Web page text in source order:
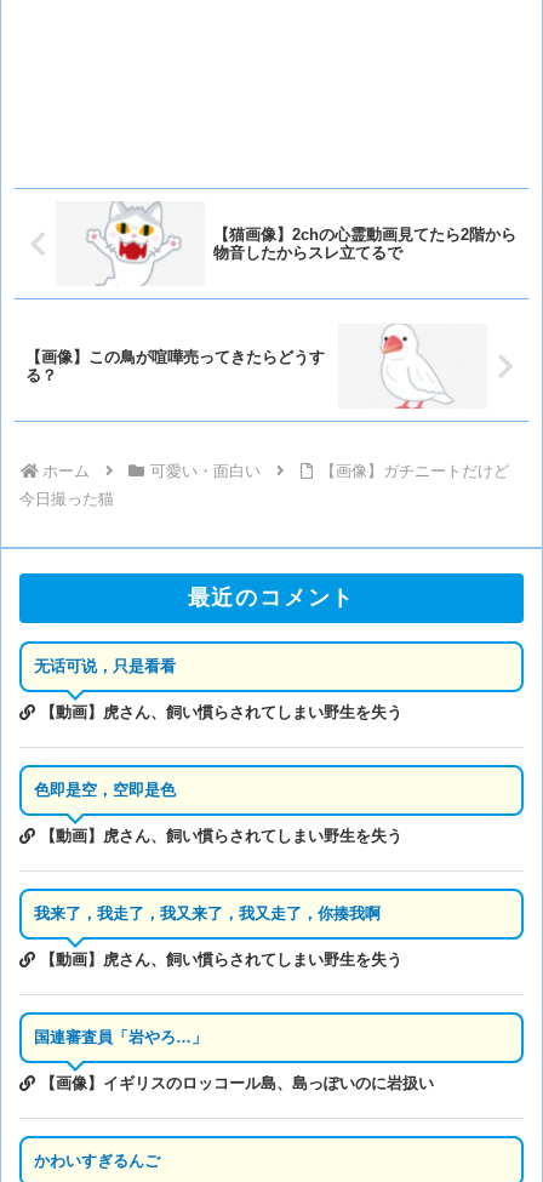
【猫画像】2chの心霊動画見てたら2階から
物音したからスレ立てるで
【画像】この鳥が喧嘩売ってきたらどうす
る？
ホーム 可愛い・面白い
【画像】ガチニートだけど
今日撮った猫
最近のコメント
无话可说，只是看看
【動画】虎さん、飼い慣らされてしまい野生を失う
色即是空，空即是色
【動画】虎さん、飼い慣らされてしまい野生を失う
我来了，我走了，我又来了，我又走了，你揍我啊
【動画】虎さん、飼い慣らされてしまい野生を失う
国連審査員「岩やろ…」
【画像】イギリスのロッコール島、島っぽいのに岩扱い
かわいすぎるんご